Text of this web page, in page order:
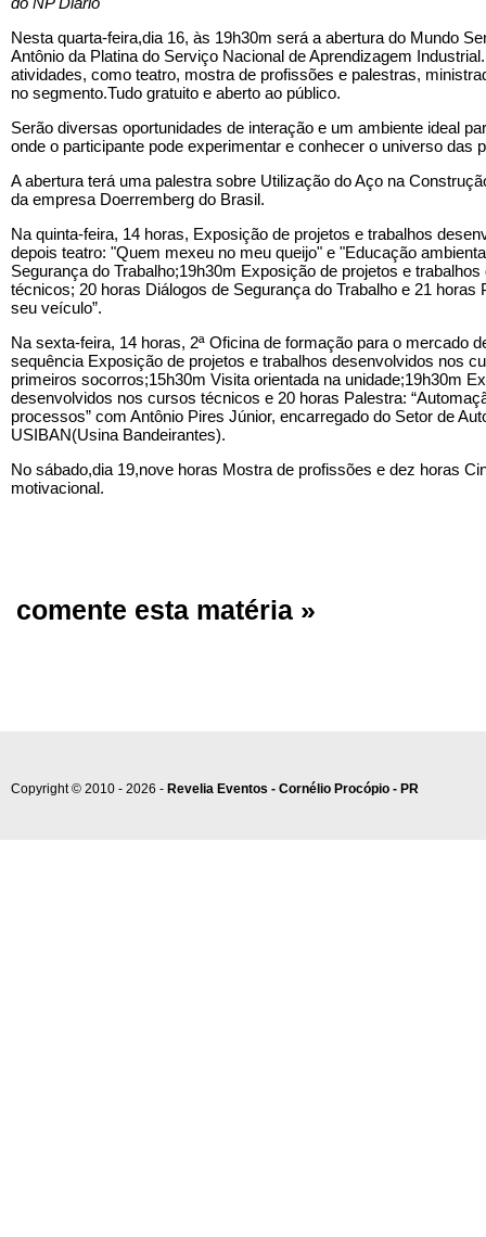
Nesta quarta-feira,dia 16, às 19h30m será a abertura do Mundo
Antônio da Platina do Serviço Nacional de Aprendizagem
atividades, como teatro, mostra de profissões e palestras,
no segmento.Tudo gratuito e aberto ao público.
Serão diversas oportunidades de interação e um ambiente ideal
onde o participante pode experimentar e conhecer o universo das
A abertura terá uma palestra sobre Utilização do Aço na
da empresa Doerremberg do Brasil.
Na quinta-feira, 14 horas, Exposição de projetos e trabalhos
depois teatro: "Quem mexeu no meu queijo" e "Educação
Segurança do Trabalho;19h30m Exposição de projetos e
técnicos; 20 horas Diálogos de Segurança do Trabalho e 21
seu veículo”.
Na sexta-feira, 14 horas, 2ª Oficina de formação para o mercado
sequência Exposição de projetos e trabalhos desenvolvidos nos
primeiros socorros;15h30m Visita orientada na unidade;19h30m
desenvolvidos nos cursos técnicos e 20 horas Palestra:
processos” com Antônio Pires Júnior, encarregado do Setor de
USIBAN(Usina Bandeirantes).
No sábado,dia 19,nove horas Mostra de profissões e dez horas
motivacional.
comente esta matéria »
Copyright © 2010 - 2026 - Revelia Eventos - Cornélio Procópio - PR